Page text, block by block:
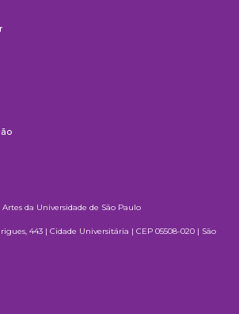
da Universidade de São Paulo
443 | Cidade Universitária | CEP 05508-020 | São